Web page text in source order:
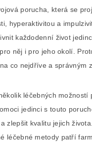
porucha, která se
hyperaktivitou a
každodenní život
něj i pro jeho okolí.
co nejdříve a správným
léčebných možností
jedinci s touto
zlepšit kvalitu jejich
léčebné metody patří